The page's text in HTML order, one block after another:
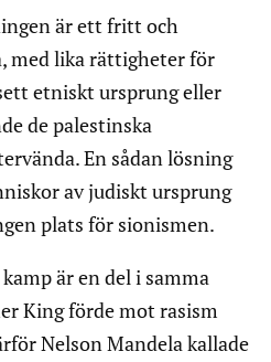
är ett fritt och
med lika rättigheter för
etniskt ursprung eller
de palestinska
En sådan lösning
av judiskt ursprung
plats för sionismen.
är en del i samma
King förde mot rasism
Nelson Mandela kallade